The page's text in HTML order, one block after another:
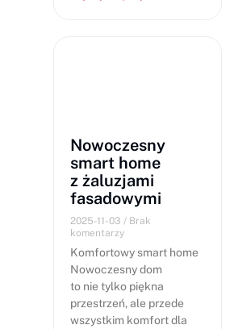
Nowoczesny
smart home
z żaluzjami
fasadowymi
2025-11-03
Brak
komentarzy
Komfortowy smart home
Nowoczesny dom
to nie tylko piękna
przestrzeń, ale przede
wszystkim komfort dla